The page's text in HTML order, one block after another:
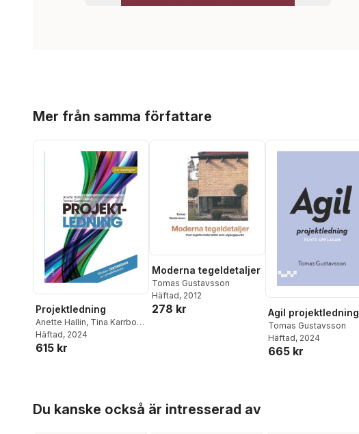
Mer från samma författare
Projektledning
Anette Hallin, Tina Karrbom
Gustavsson,
Gustavsson
Häftad, 2024
615 kr
Moderna tegeldetaljer
Tomas Gustavsson
Häftad, 2012
278 kr Agil projektledning
Tomas Gustavsson
Häftad, 2024
665 kr
Du kanske också är intresserad av